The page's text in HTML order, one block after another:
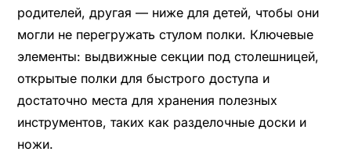
родителей, другая — ниже для детей, чтобы они
могли не перегружать стулом полки. Ключевые
элементы: выдвижные секции под столешницей,
открытые полки для быстрого доступа и
достаточно места для хранения полезных
инструментов, таких как разделочные доски и
ножи.